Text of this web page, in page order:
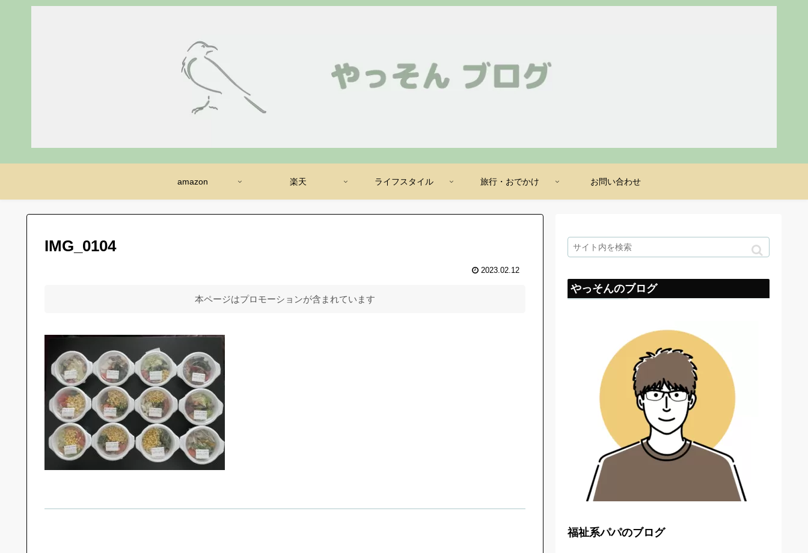
amazon 楽天 ライフスタイル 旅行・おでかけ お問い合わせ
IMG_0104
2023.02.12
本ページはプロモーションが含まれています
やっそんのブログ
福祉系パパのブログ